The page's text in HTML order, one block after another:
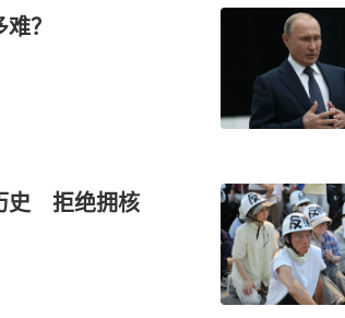
？
史 拒绝拥核